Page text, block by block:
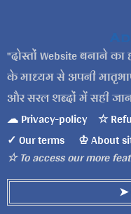
दोस्तों Website बनाने
के माध्यम से अपनी
और सरल शब्दों में सही
☁ Privacy-policy ☆
✓ Our terms
♔ About
☆ To access our more
➤